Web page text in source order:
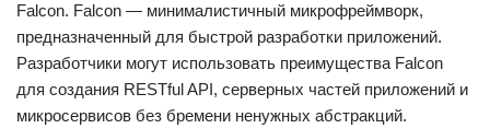
Falcon. Falcon — минималистичный микрофреймворк,
предназначенный для быстрой разработки приложений.
Разработчики могут использовать преимущества Falcon
для создания RESTful API, серверных частей приложений и
микросервисов без бремени ненужных абстракций.